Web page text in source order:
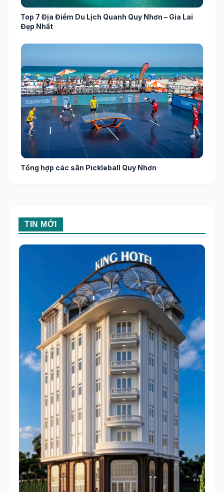
Top 7 Địa Điểm Du Lịch Quanh Quy Nhơn – Gia Lai
Đẹp Nhất
Tổng hợp các sân Pickleball Quy Nhơn
TIN MỚI